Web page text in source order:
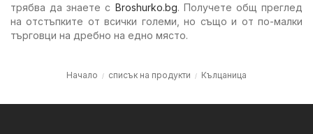
трябва да знаете с Broshurko.bg. Получете общ преглед
на отстъпките от всички големи, но също и от по-малки
търговци на дребно на едно място.
Начало списък на продукти Кълцаница